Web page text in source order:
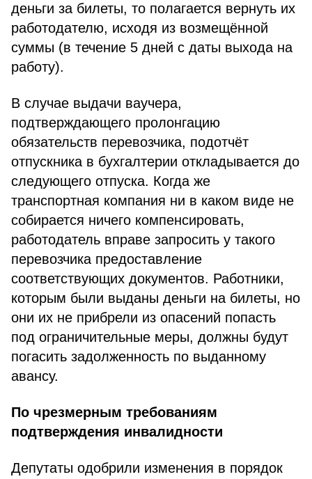
деньги за билеты, то полагается вернуть их
работодателю, исходя из возмещённой
суммы (в течение 5 дней с даты выхода на
работу).
В случае выдачи ваучера,
подтверждающего пролонгацию
обязательств перевозчика, подотчёт
отпускника в бухгалтерии откладывается до
следующего отпуска. Когда же
транспортная компания ни в каком виде не
собирается ничего компенсировать,
работодатель вправе запросить у такого
перевозчика предоставление
соответствующих документов. Работники,
которым были выданы деньги на билеты, но
они их не прибрели из опасений попасть
под ограничительные меры, должны будут
погасить задолженность по выданному
авансу.
По чрезмерным требованиям
подтверждения инвалидности
Депутаты одобрили изменения в порядок